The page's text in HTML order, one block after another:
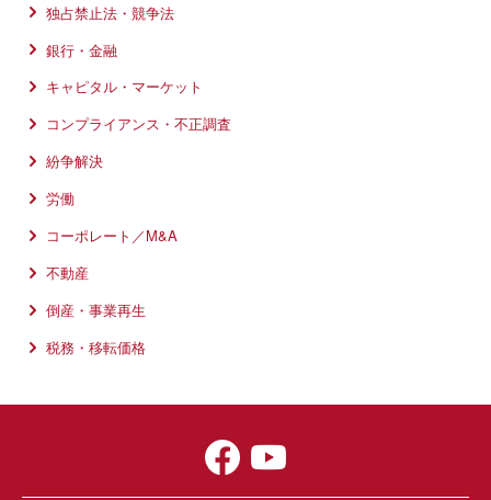
独占禁止法・競争法
銀行・金融
キャピタル・マーケット
コンプライアンス・不正調査
紛争解決
労働
コーポレート／M&A
不動産
倒産・事業再生
税務・移転価格